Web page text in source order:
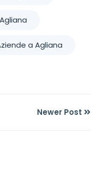
a Agliana
Newer Post